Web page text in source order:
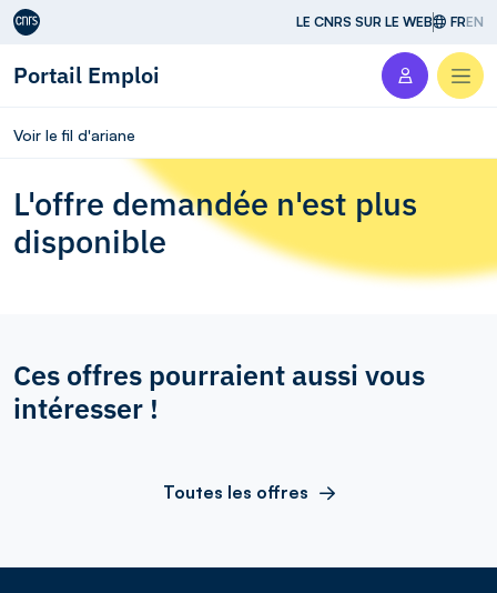
Aller au contenu LE CNRS SUR LE WEB FREN
Portail Emploi
Voir le fil d'ariane
L'offre demandée n'est plus
disponible
Ces offres pourraient aussi vous
intéresser !
Toutes les offres